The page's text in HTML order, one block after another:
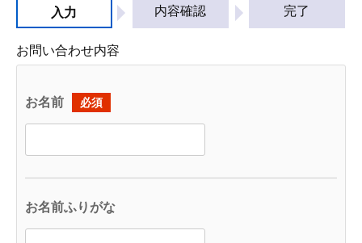
入力 内容確認 完了
お問い合わせ内容
お名前 必須
お名前ふりがな